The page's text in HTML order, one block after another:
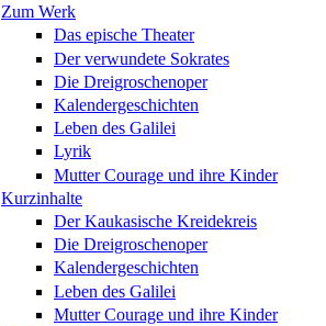
Zum Werk
Das epische Theater
Der verwundete Sokrates
Die Dreigroschenoper
Kalendergeschichten
Leben des Galilei
Lyrik
Mutter Courage und ihre Kinder
Kurzinhalte
Der Kaukasische Kreidekreis
Die Dreigroschenoper
Kalendergeschichten
Leben des Galilei
Mutter Courage und ihre Kinder